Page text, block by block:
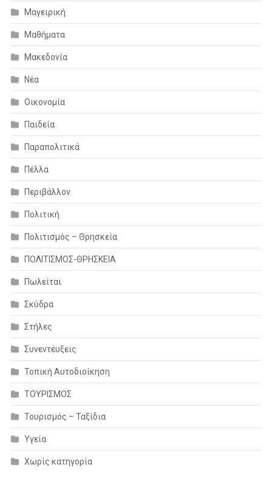
Μαγειρική
Μαθήματα
Μακεδονία
Νέα
Οικονομία
Παιδεία
Παραπολιτικά
Πέλλα
Περιβάλλον
Πολιτική
Πολιτισμός – Θρησκεία
ΠΟΛΙΤΙΣΜΟΣ-ΘΡΗΣΚΕΙΑ
Πωλείται
Σκύδρα
Στήλες
Συνεντέυξεις
Τοπική Αυτοδιοίκηση
ΤΟΥΡΙΣΜΟΣ
Τουρισμός – Ταξίδια
Υγεία
Χωρίς κατηγορία